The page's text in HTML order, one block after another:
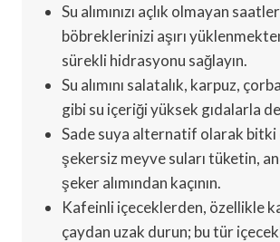
Su alımınızı açlık olmayan
böbreklerinizi aşırı
sürekli hidrasyonu sağlayın.
Su alımını salatalık, karpuz,
gibi su içeriği yüksek gıdalarla
Sade suya alternatif olarak bitki
şekersiz meyve suları tüketin,
şeker alımından kaçının.
Kafeinli içeceklerden, özellikle
çaydan uzak durun; bu tür